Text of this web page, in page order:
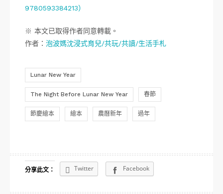
9780593384213）
※ 本文已取得作者同意轉載。
作者： 泡波媽沈浸式育兒/共玩/共讀/生活手札
Lunar New Year
The Night Before Lunar New Year 春節
節慶繪本 繪本 農曆新年 過年
分享此文： Twitter Facebook